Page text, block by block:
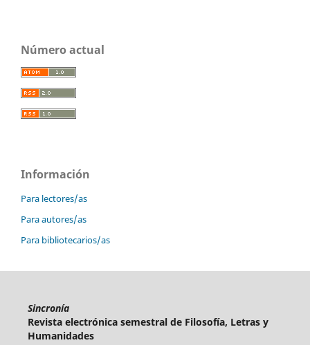
Número actual
Información
Para lectores/as
Para autores/as
Para bibliotecarios/as
Sincronía
Revista electrónica semestral de Filosofía, Letras y
Humanidades